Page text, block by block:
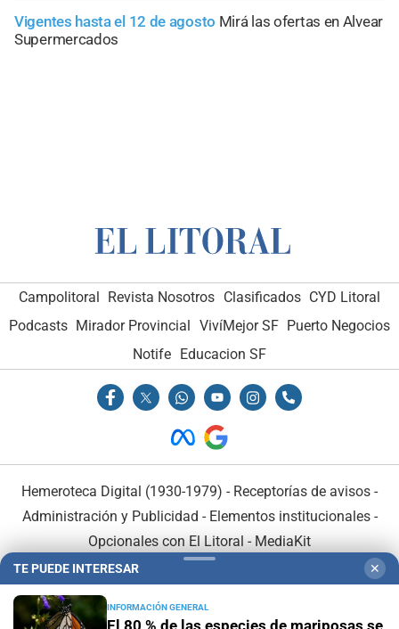
Vigentes hasta el 12 de agosto Mirá las ofertas en Alvear
Supermercados
Campolitoral Revista Nosotros Clasificados CYD Litoral
Podcasts Mirador Provincial VivíMejor SF Puerto Negocios
Notife Educacion SF
Hemeroteca Digital (1930-1979) - Receptorías de avisos -
Administración y Publicidad - Elementos institucionales-
Opcionales con El Litoral - MediaKit
TE PUEDE INTERESAR ✕
INFORMACIÓN GENERAL
El 80 % de las especies de mariposas se